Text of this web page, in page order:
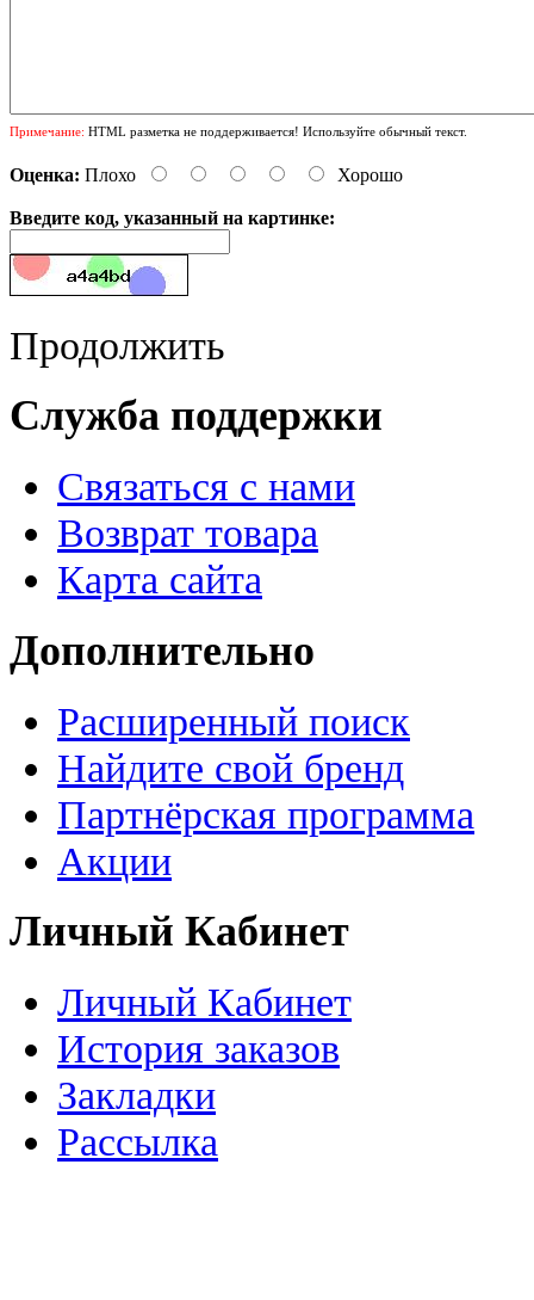
Примечание: HTML разметка не поддерживается! Используйте обычный текст.
Оценка: Плохо Хорошо
Введите код, указанный на картинке:
Продолжить
Служба поддержки
Связаться с нами
Возврат товара
Карта сайта
Дополнительно
Расширенный поиск
Найдите свой бренд
Партнёрская программа
Акции
Личный Кабинет
Личный Кабинет
История заказов
Закладки
Рассылка